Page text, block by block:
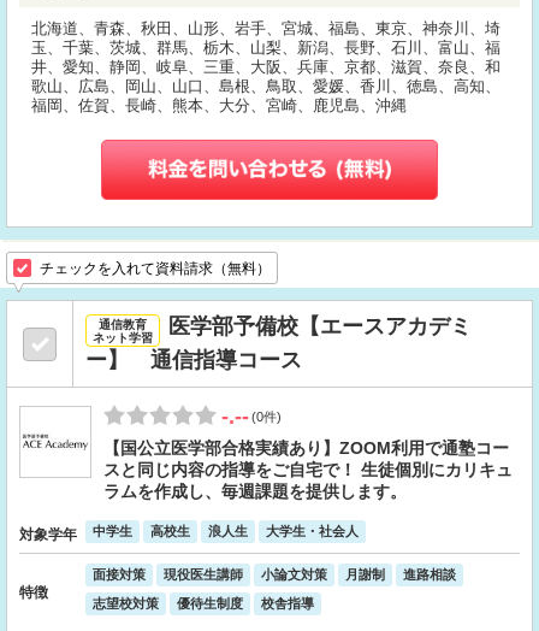
北海道、青森、秋田、山形、岩手、宮城、福島、東京、神奈川、埼
玉、千葉、茨城、群馬、栃木、山梨、新潟、長野、石川、富山、福
井、愛知、静岡、岐阜、三重、大阪、兵庫、京都、滋賀、奈良、和
歌山、広島、岡山、山口、島根、鳥取、愛媛、香川、徳島、高知、
福岡、佐賀、長崎、熊本、大分、宮崎、鹿児島、沖縄
チェックを入れて資料請求（無料）
通信教育
ネット学習
医学部予備校【エースアカデミ
ー】 通信指導コース
-.--(0件)
【国公立医学部合格実績あり】ZOOM利用で通塾コー
スと同じ内容の指導をご自宅で！ 生徒個別にカリキュ
ラムを作成し、毎週課題を提供します。
対象学年 中学生 高校生 浪人生 大学生・社会人
特徴
面接対策 現役医生講師 小論文対策 月謝制
進路相談
志望校対策
優待生制度 校舎指導